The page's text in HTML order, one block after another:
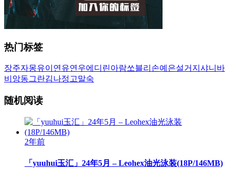
热门标签
장주자몽유이 연유연우에디린아람쏘블리 손예은설거지 샤니 바
비앙동그란김나정 고말숙
随机阅读
2年前
「yuuhui玉汇」24年5月 – Leohex油光泳装(18P/146MB)